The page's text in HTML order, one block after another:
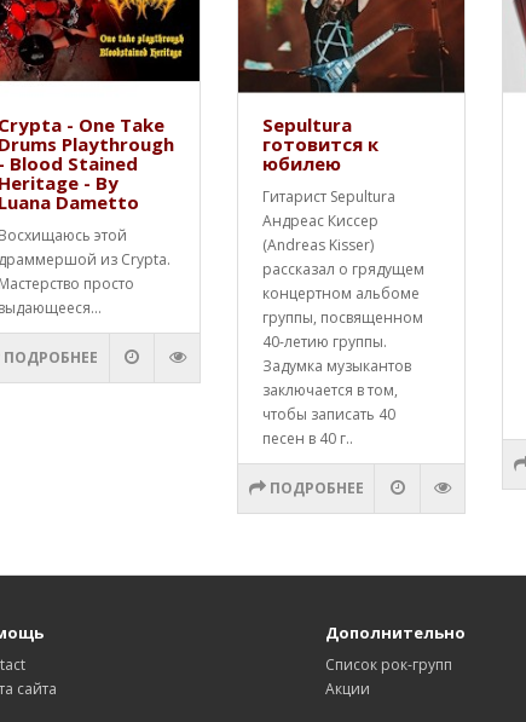
Crypta - One Take
Drums Playthrough
- Blood Stained
Heritage - By
Luana Dametto
Восхищаюсь этой
драммершой из Crypta.
Мастерство просто
выдающееся...
ПОДРОБНЕЕ
Sepultura
готовится к
юбилею
Гитарист Sepultura
Андреас Киссер
(Andreas Kisser)
рассказал о грядущем
концертном альбоме
группы, посвященном
40-летию группы.
Задумка музыкантов
заключается в том,
чтобы записать 40
песен в 40 г..
ПОДРОБНЕЕ
сайта
Дополнительно
Список рок-групп
Акции